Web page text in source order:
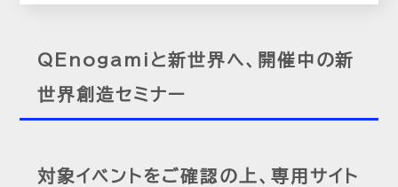
QEnogamiと新世界へ、開催中の新
世界創造セミナー
対象イベントをご確認の上、専用サイト